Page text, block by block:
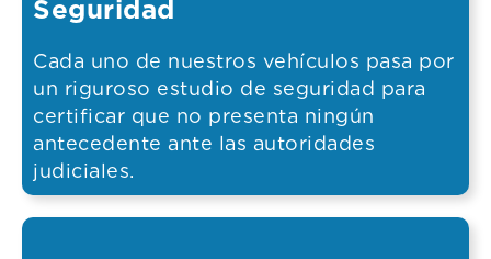
Seguridad
Cada uno de nuestros vehículos pasa por
un riguroso estudio de seguridad para
certificar que no presenta ningún
antecedente ante las autoridades
judiciales.